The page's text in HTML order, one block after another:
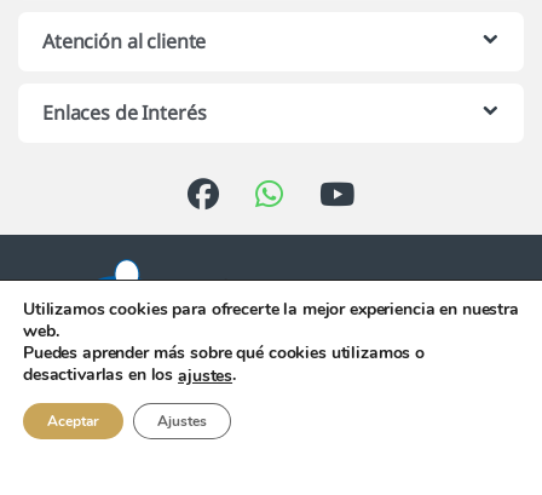
Atención al cliente
Enlaces de Interés
Atención telefónica de 10:00 h.
956 344 058
Utilizamos cookies para ofrecerte la mejor experiencia en nuestra
web.
Puedes aprender más sobre qué cookies utilizamos o
desactivarlas en losajustes.
Aceptar Ajustes